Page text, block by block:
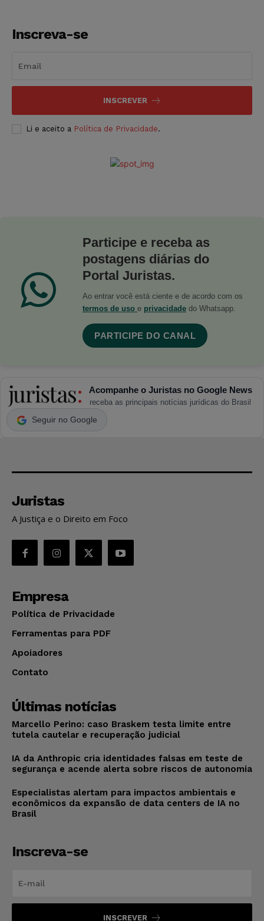
Inscreva-se
INSCREVER
Li e aceito a Política de Privacidade.
Participe e receba as
postagens diárias do
Portal Juristas.
Ao entrar você está ciente e de acordo com os
termos de uso e privacidade do Whatsapp.
PARTICIPE DO CANAL
Acompanhe o Juristas no Google News
receba as principais notícias jurídicas do Brasil
Seguir no Google
Juristas
A Justiça e o Direito em Foco
Empresa
Política de Privacidade
Ferramentas para PDF
Apoiadores
Contato
Últimas notícias
Marcello Perino: caso Braskem testa limite entre
tutela cautelar e recuperação judicial
IA da Anthropic cria identidades falsas em teste de
segurança e acende alerta sobre riscos de autonomia
Especialistas alertam para impactos ambientais e
econômicos da expansão de data centers de IA no
Brasil
Inscreva-se
INSCREVER